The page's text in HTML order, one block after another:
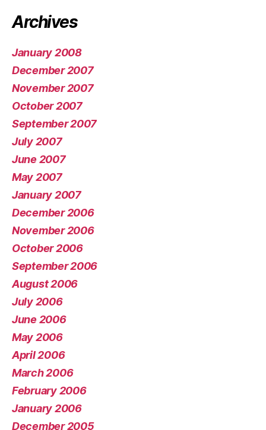
Archives
January 2008
December 2007
November 2007
October 2007
September 2007
July 2007
June 2007
May 2007
January 2007
December 2006
November 2006
October 2006
September 2006
August 2006
July 2006
June 2006
May 2006
April 2006
March 2006
February 2006
January 2006
December 2005